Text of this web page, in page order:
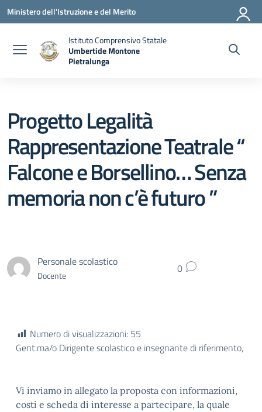
Vai ai contenuti
Vai al menu di navigazione
Vai al footer
Ministero dell'Istruzione e del Merito
Istituto Comprensivo Statale
Umbertide Montone
Pietralunga
Progetto Legalità
Rappresentazione Teatrale “
Falcone e Borsellino… Senza
memoria non c’è futuro ”
Personale scolastico
Docente 0
Numero di visualizzazioni: 55
Gent.ma/o Dirigente scolastico e insegnante di riferimento,
Vi inviamo in allegato la proposta con informazioni,
costi e scheda di interesse a partecipare, la quale